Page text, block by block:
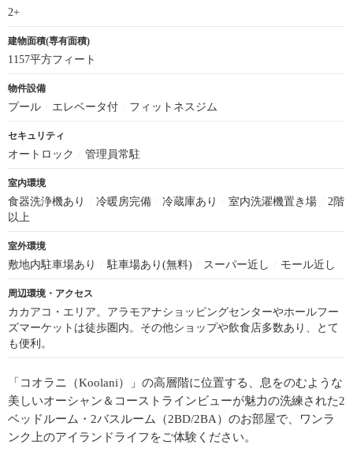
2+
建物面積(専有面積)
1157平方フィート
物件設備
プール エレベータ付 フィットネスジム
セキュリティ
オートロック 管理員常駐
室内環境
食器洗浄機あり 冷暖房完備 冷蔵庫あり 室内洗濯機置き場
2階
以上
室外環境
敷地内駐車場あり 駐車場あり(無料) スーパー近し モール近し
周辺環境・アクセス
カカアコ・エリア。アラモアナショッピングセンターやホールフー
ズマーケットは徒歩圏内。その他ショップや飲食店多数あり、とて
も便利。
「コオラニ（Koolani）」の高層階に位置する、息をのむような
美しいオーシャン＆コーストラインビューが魅力の洗練された2
ベッドルーム・2バスルーム（2BD/2BA）のお部屋で、ワンラ
ンク上のアイランドライフをご体験ください。